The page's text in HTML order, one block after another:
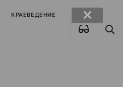
КРАЕВЕДЕНИЕ